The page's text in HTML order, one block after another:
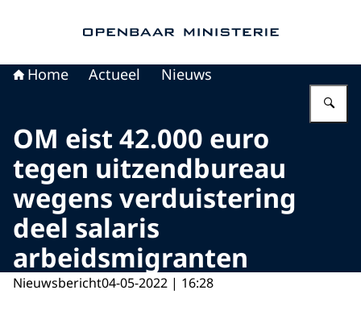
Home Actueel Nieuws
OM eist 42.000 euro
tegen uitzendbureau
wegens verduistering
deel salaris
arbeidsmigranten
Nieuwsbericht04-05-2022 | 16:28